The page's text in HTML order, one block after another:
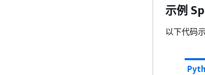
示例
以下代码